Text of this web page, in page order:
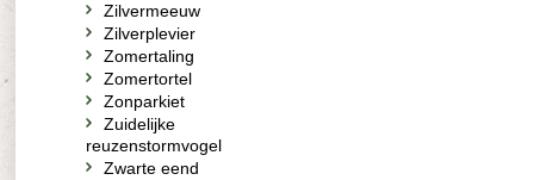
Zilvermeeuw
Zilverplevier
Zomertaling
Zomertortel
Zonparkiet
Zuidelijke
reuzenstormvogel
Zwarte eend